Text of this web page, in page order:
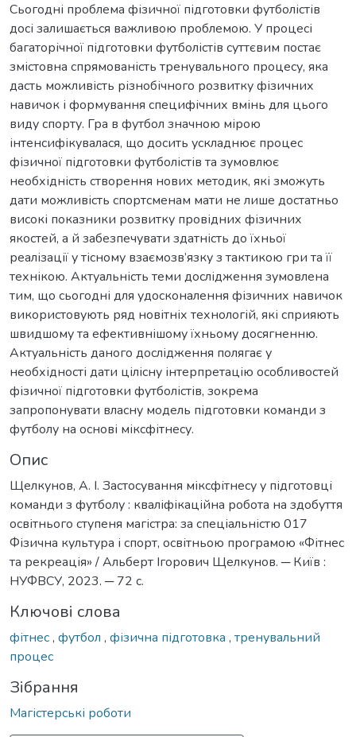
Сьогодні проблема фізичної підготовки футболістів
досі залишається важливою проблемою. У процесі
багаторічної підготовки футболістів суттєвим постає
змістовна спрямованість тренувального процесу, яка
дасть можливість різнобічного розвитку фізичних
навичок і формування специфічних вмінь для цього
виду спорту. Гра в футбол значною мірою
інтенсифікувалася, що досить ускладнює процес
фізичної підготовки футболістів та зумовлює
необхідність створення нових методик, які зможуть
дати можливість спортсменам мати не лише достатньо
високі показники розвитку провідних фізичних
якостей, а й забезпечувати здатність до їхньої
реалізації у тісному взаємозв’язку з тактикою гри та її
технікою. Актуальність теми дослідження зумовлена
тим, що сьогодні для удосконалення фізичних навичок
використовують ряд новітніх технологій, які сприяють
швидшому та ефективнішому їхньому досягненню.
Актуальність даного дослідження полягає у
необхідності дати цілісну інтерпретацію особливостей
фізичної підготовки футболістів, зокрема
запропонувати власну модель підготовки команди з
футболу на основі міксфітнесу.
Опис
Щелкунов, А. І. Застосування міксфітнесу у підготовці
команди з футболу : кваліфікаційна робота на здобуття
освітнього ступеня магістра: за спеціальністю 017
Фізична культура і спорт, освітньою програмою «Фітнес
та рекреація» / Альберт Ігорович Щелкунов. ─ Київ :
НУФВСУ, 2023. ─ 72 с.
Ключові слова
фітнес, футбол , фізична підготовка , тренувальний
процес
Зібрання
Магістерські роботи